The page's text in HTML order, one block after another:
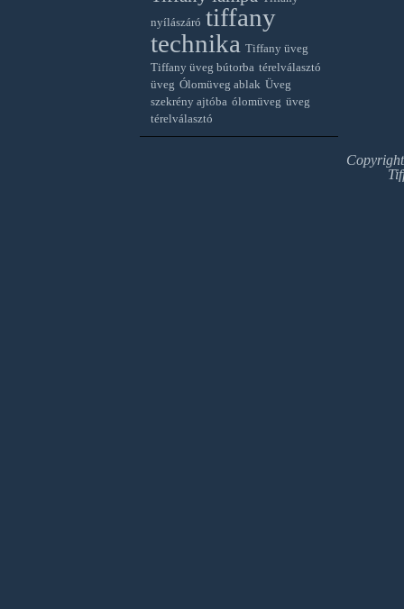
nyílászáró tiffany
technika Tiffany üveg
Tiffany üveg bútorba térelválasztó
üveg Ólomüveg ablak Üveg
szekrény ajtóba ólomüveg üveg
térelválasztó